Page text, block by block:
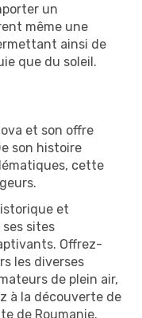
un
même une
ainsi de
que du soleil.
et son offre
son histoire
cette
et
sites
Offrez-
les diverses
de plein air,
à la découverte de
de Roumanie.